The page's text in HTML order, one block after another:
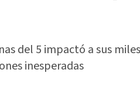
del 5 impactó a sus
inesperadas